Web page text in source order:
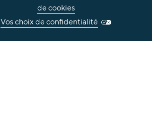
de cookies
Vos choix de confidentialité